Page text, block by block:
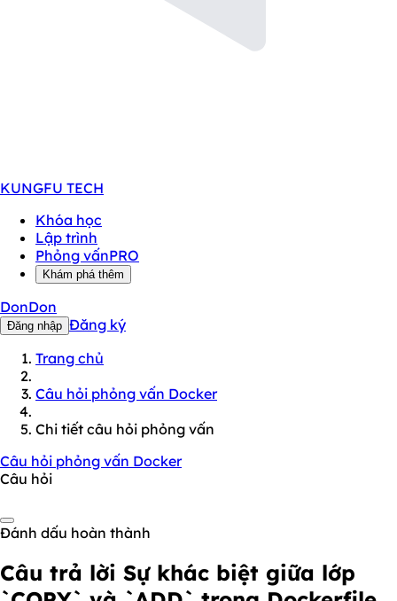
KUNGFU TECH
Khóa học
Lập trình
Phỏng vấnPRO
Khám phá thêm
DonDon
Đăng nhập Đăng ký
Trang chủ
Câu hỏi phỏng vấn Docker
Chi tiết câu hỏi phỏng vấn
Câu hỏi phỏng vấn Docker
Câu hỏi
Đánh dấu hoàn thành
Câu trả lời Sự khác biệt giữa lớp